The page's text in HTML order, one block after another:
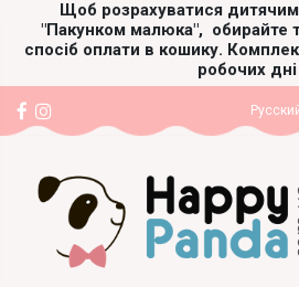
Щоб розрахуватися
"Пакунком малюка", обирайте
спосіб оплати в кошику.
робочих дні